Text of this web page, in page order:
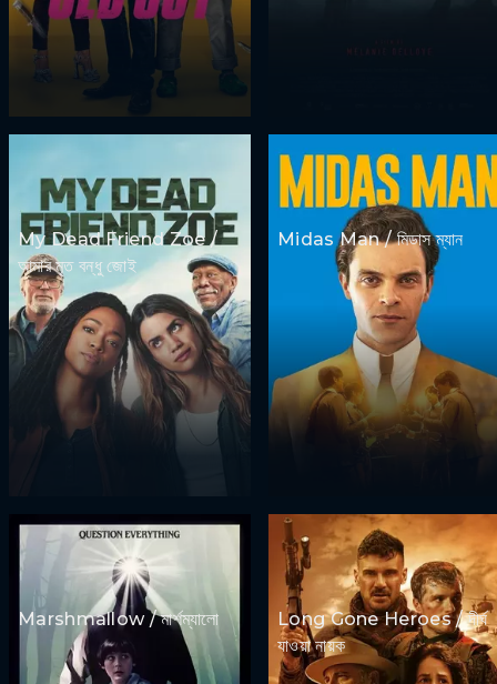
My Dead Friend Zoe /
আমার মৃত বন্ধু জোই
Midas Man / মিডাস ম্যান
Marshmallow / মার্শম্যালো
Long Gone Heroes / দীর্ঘ
যাওয়া নায়ক